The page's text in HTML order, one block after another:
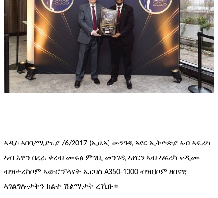
ኣዲስ ኣበባ/ሚያዝያ /6/2017 (ኢዜኣ) መንገዲ ኣየር ኢትዮጵያ ኣብ ኣፍሪካ
ኣብ እዋን በረራ ቀረብ ሙሩፅ ምግቢ መንገዲ ኣየርን ኣብ ኣፍሪካ ቀዲሙ
ብዝተረከቦም ኣውሮፕላናት ኤርባስ A350-1000 ብዝህቦም ዘበናዊ
ኣገልግሎታትን ክልተ ሽልማታት ረኺቡ።